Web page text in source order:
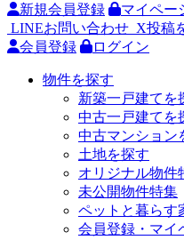
新規会員登録
マイペー
LINEお問い合わせ X投稿
会員登録
ログイン
物件を探す
新築一戸建てを
中古一戸建てを
中古マンション
土地を探す
オリジナル物件
未公開物件特集
ペットと暮らす
会員登録・マイ